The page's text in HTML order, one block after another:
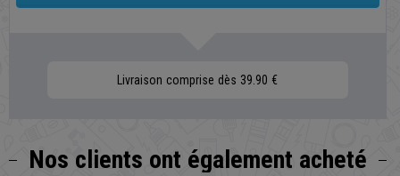
Livraison comprise dès 39.90 €
Nos clients ont également acheté